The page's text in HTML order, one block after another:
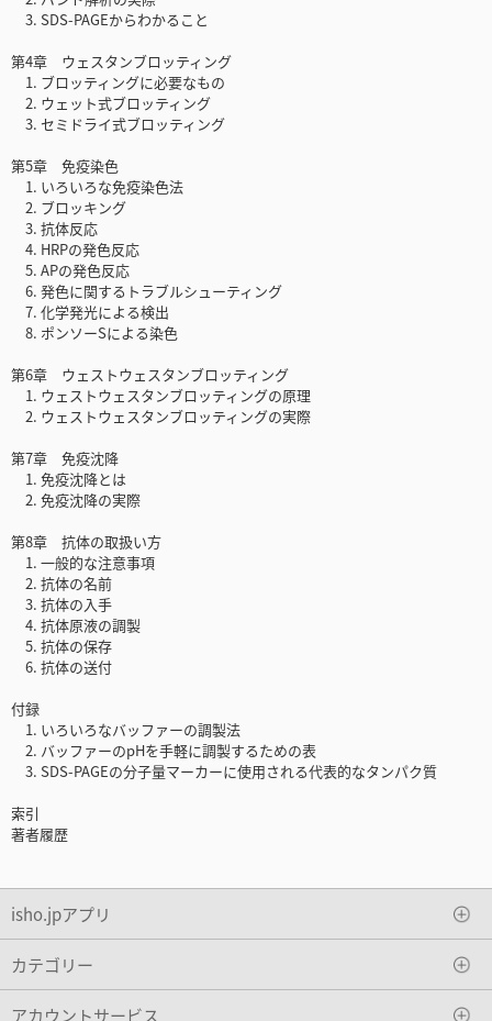
3. SDS-PAGEからわかること
第4章 ウェスタンブロッティング
1. ブロッティングに必要なもの
2. ウェット式ブロッティング
3. セミドライ式ブロッティング
第5章 免疫染色
1. いろいろな免疫染色法
2. ブロッキング
3. 抗体反応
4. HRPの発色反応
5. APの発色反応
6. 発色に関するトラブルシューティング
7. 化学発光による検出
8. ポンソーSによる染色
第6章 ウェストウェスタンブロッティング
1. ウェストウェスタンブロッティングの原理
2. ウェストウェスタンブロッティングの実際
第7章 免疫沈降
1. 免疫沈降とは
2. 免疫沈降の実際
第8章 抗体の取扱い方
1. 一般的な注意事項
2. 抗体の名前
3. 抗体の入手
4. 抗体原液の調製
5. 抗体の保存
6. 抗体の送付
付録
1. いろいろなバッファーの調製法
2. バッファーのpHを手軽に調製するための表
3. SDS-PAGEの分子量マーカーに使用される代表的なタンパク質
索引
著者履歴
isho.jpアプリ
カテゴリー
アカウントサービス